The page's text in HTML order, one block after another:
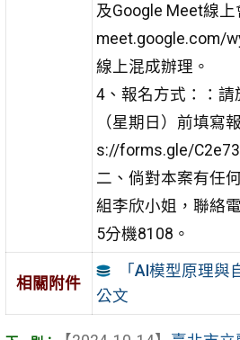
及Google Meet線
meet.google.com/
線上混成辦理。
4、報名方式：：請
（星期日）前填寫
s://forms.gle/
二、倘對本案有任
組李欣小姐，聯絡
5分機8108。
相關附件
「AI模型原理與
公文